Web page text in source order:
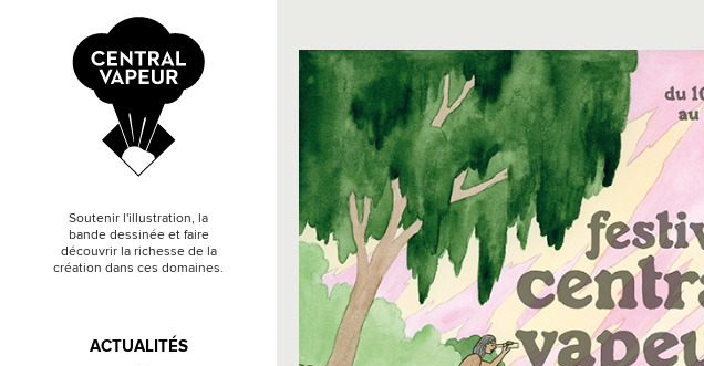
Soutenir l'illustration, la
bande dessinée et faire
découvrir la richesse de la
création dans ces domaines.
ACTUALITÉS